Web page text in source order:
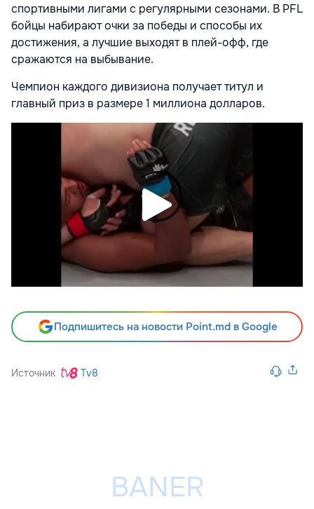
спортивными лигами с регулярными сезонами. В PFL
бойцы набирают очки за победы и способы их
достижения, а лучшие выходят в плей-офф, где
сражаются на выбывание.
Чемпион каждого дивизиона получает титул и
главный приз в размере 1 миллиона долларов.
Подпишитесь на новости Point.md в Google
Источник Tv8